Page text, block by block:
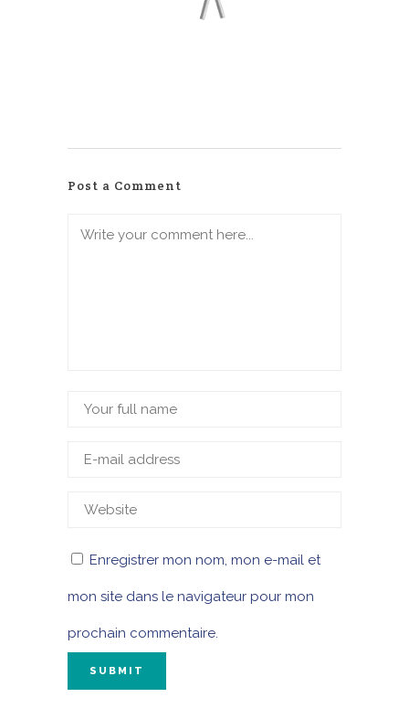
Post a Comment
Enregistrer mon nom, mon e-mail et
mon site dans le navigateur pour mon
prochain commentaire.